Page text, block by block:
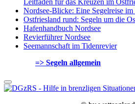
Leitfaden für das Kreuzen im
Nordsee-Blicke: Eine Segelreise im
Ostfriesland rund: Segeln um die
Hafenhandbuch Nordsee
Revierführer Nordsee
Seemannschaft im Tidenrevier
=> Segeln allgemein